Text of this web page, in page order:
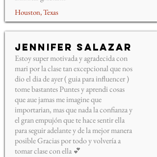
Houston, Texas
Jennifer Salazar
Estoy super motivada y agradecida con
mari por la clase tan excepcional que nos
dio el dia de ayer ( guia para influencer )
tome bastantes Puntes y aprendi cosas
que aue jamas me imagine que
importarian, mas que nada la confianza y
el gran empujón que te hace sentir ella
para seguir adelante y de la mejor manera
posible Gracias por todo y volvería a
tomar clase con ella 💕